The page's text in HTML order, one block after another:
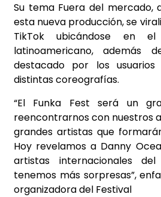
Su tema Fuera del mercado,
esta nueva producción, se
TikTok ubicándose
latinoamericano, además
destacado por los
distintas coreografías.
“El Funka Fest será un
reencontrarnos con nuestros
grandes artistas que
Hoy revelamos a Danny
artistas internacionales
tenemos más sorpresas”,
organizadora del Festival